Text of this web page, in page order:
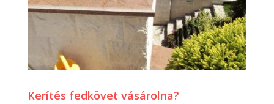
Kerítés fedkövet vásárolna?